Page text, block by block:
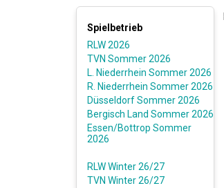
Spielbetrieb
RLW 2026
TVN Sommer 2026
L. Niederrhein Sommer 2026
R. Niederrhein Sommer 2026
Düsseldorf Sommer 2026
Bergisch Land Sommer 2026
Essen/Bottrop Sommer
2026
RLW Winter 26/27
TVN Winter 26/27